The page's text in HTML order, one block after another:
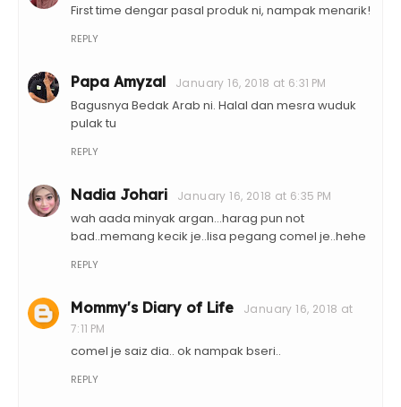
First time dengar pasal produk ni, nampak menarik!
REPLY
Papa Amyzal January 16, 2018 at 6:31 PM
Bagusnya Bedak Arab ni. Halal dan mesra wuduk
pulak tu
REPLY
Nadia Johari January 16, 2018 at 6:35 PM
wah aada minyak argan...harag pun not
bad..memang kecik je..lisa pegang comel je..hehe
REPLY
Mommy's Diary of Life
January 16, 2018 at
7:11 PM
comel je saiz dia.. ok nampak bseri..
REPLY